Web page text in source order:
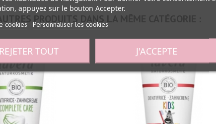
PRODUITS DANS LA MÊME CATÉGORIE :
appuyez sur le bouton Accepter.
cookies Personnaliser les cookies
REJETER TOUT J'ACCEPTE